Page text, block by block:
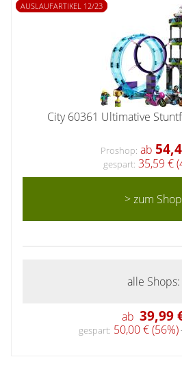
AUSLAUFARTIKEL 12/23
City 60361 Ultimative
Proshop: ab
gespart: 35,59 €
> zum Shop
alle Shops:
ab 39,99
gespart: 50,00 € (56%)